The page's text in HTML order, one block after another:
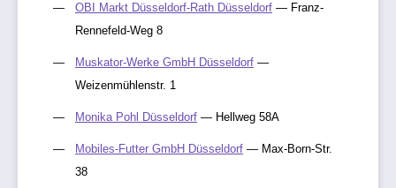
OBI Markt Düsseldorf-Rath Düsseldorf — Franz-
Rennefeld-Weg 8
Muskator-Werke GmbH Düsseldorf —
Weizenmühlenstr. 1
Monika Pohl Düsseldorf — Hellweg 58A
Mobiles-Futter GmbH Düsseldorf — Max-Born-Str.
38